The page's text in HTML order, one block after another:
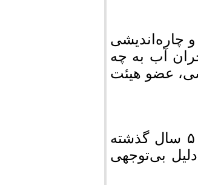
و چاره‌اندیشی
آب به چه
عضو هیئت
پرفسور رئیسی معتقد است که بحران آب در طول ۴۵ تا ۵۰ سال گذشته
بی‌توجهی